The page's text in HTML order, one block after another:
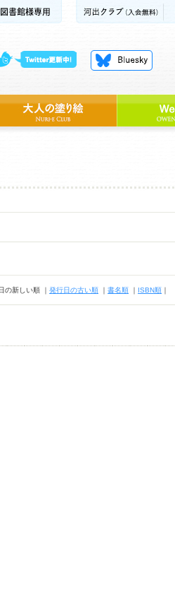
の新しい順 ｜ 発行日の古い順 ｜ 書名順 ｜ ISBN順 ｜